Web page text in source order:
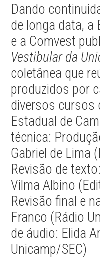
Dando
de longa data, a
e a Comvest
Vestibular da
coletânea que
produzidos por
diversos cursos
Estadual de
técnica:
Gabriel de Lima
Revisão de
Vilma Albino
Revisão final e
Franco (Rádio
de áudio: Elida
Unicamp/SEC)